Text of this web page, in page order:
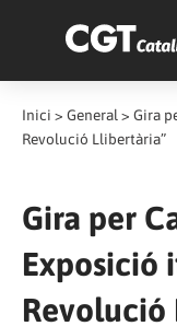
Inici > General > Gira
Revolució Llibertària”
Gira per
Exposició
Revolució